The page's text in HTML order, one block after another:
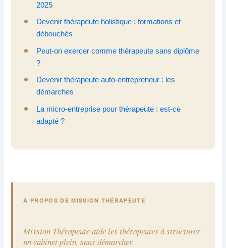
2025
Devenir thérapeute holistique : formations et
débouchés
Peut-on exercer comme thérapeute sans diplôme
?
Devenir thérapeute auto-entrepreneur : les
démarches
La micro-entreprise pour thérapeute : est-ce
adapté ?
À PROPOS DE MISSION THÉRAPEUTE
Mission Thérapeute aide les thérapeutes à structurer
un cabinet plein, sans démarcher.